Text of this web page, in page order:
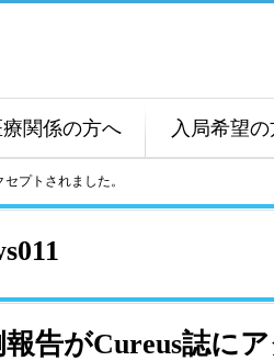
療関係の方へ 入局希望
プトされました。
告がCureus誌に